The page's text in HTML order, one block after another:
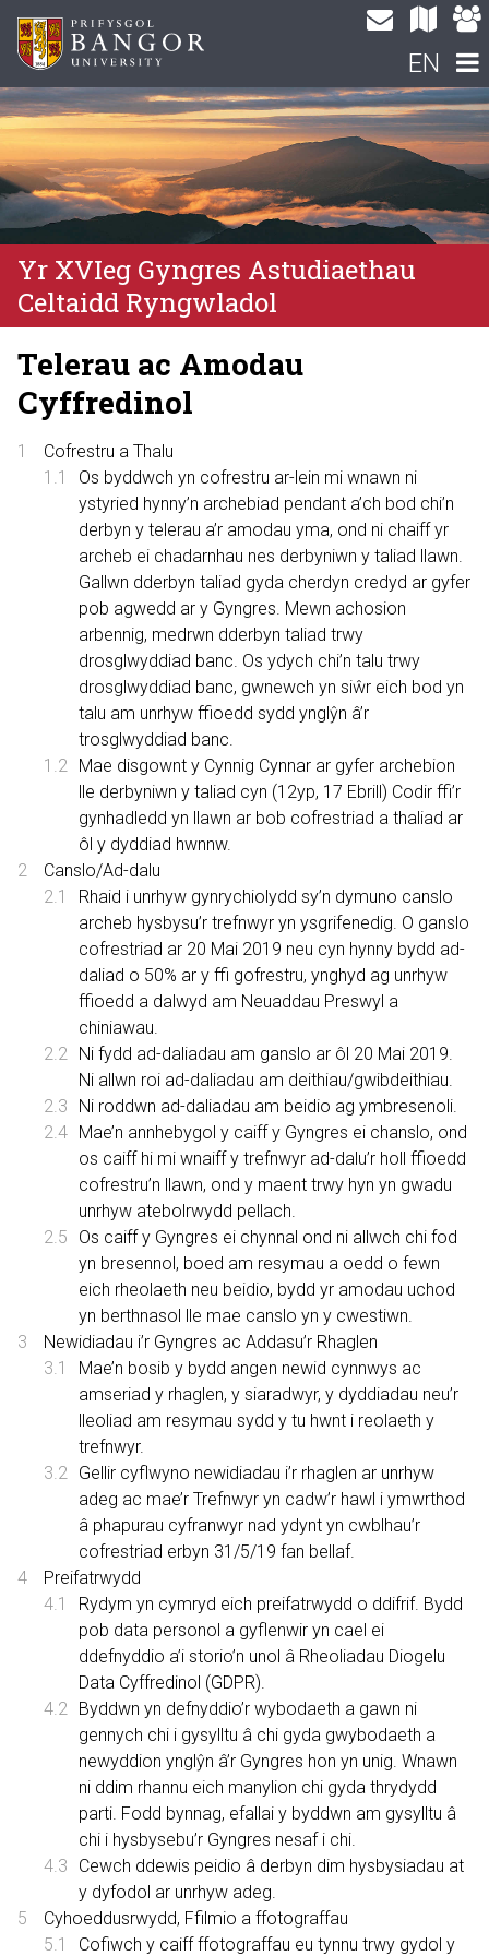
EN
Yr XVIeg Gyngres Astudiaethau
Celtaidd Ryngwladol
Telerau ac Amodau
Cyffredinol
Cofrestru a Thalu
Os byddwch yn cofrestru ar-lein mi wnawn ni
ystyried hynny’n archebiad pendant a’ch bod chi’n
derbyn y telerau a’r amodau yma, ond ni chaiff yr
archeb ei chadarnhau nes derbyniwn y taliad llawn.
Gallwn dderbyn taliad gyda cherdyn credyd ar gyfer
pob agwedd ar y Gyngres. Mewn achosion
arbennig, medrwn dderbyn taliad trwy
drosglwyddiad banc. Os ydych chi’n talu trwy
drosglwyddiad banc, gwnewch yn siŵr eich bod yn
talu am unrhyw ffioedd sydd ynglŷn â’r
trosglwyddiad banc.
Mae disgownt y Cynnig Cynnar ar gyfer archebion
lle derbyniwn y taliad cyn (12yp, 17 Ebrill) Codir ffi’r
gynhadledd yn llawn ar bob cofrestriad a thaliad ar
ôl y dyddiad hwnnw.
Canslo/Ad-dalu
Rhaid i unrhyw gynrychiolydd sy’n dymuno canslo
archeb hysbysu’r trefnwyr yn ysgrifenedig. O ganslo
cofrestriad ar 20 Mai 2019 neu cyn hynny bydd ad-
daliad o 50% ar y ffi gofrestru, ynghyd ag unrhyw
ffioedd a dalwyd am Neuaddau Preswyl a
chiniawau.
Ni fydd ad-daliadau am ganslo ar ôl 20 Mai 2019.
Ni allwn roi ad-daliadau am deithiau/gwibdeithiau.
Ni roddwn ad-daliadau am beidio ag ymbresenoli.
Mae’n annhebygol y caiff y Gyngres ei chanslo, ond
os caiff hi mi wnaiff y trefnwyr ad-dalu’r holl ffioedd
cofrestru’n llawn, ond y maent trwy hyn yn gwadu
unrhyw atebolrwydd pellach.
Os caiff y Gyngres ei chynnal ond ni allwch chi fod
yn bresennol, boed am resymau a oedd o fewn
eich rheolaeth neu beidio, bydd yr amodau uchod
yn berthnasol lle mae canslo yn y cwestiwn.
Newidiadau i’r Gyngres ac Addasu’r Rhaglen
Mae’n bosib y bydd angen newid cynnwys ac
amseriad y rhaglen, y siaradwyr, y dyddiadau neu’r
lleoliad am resymau sydd y tu hwnt i reolaeth y
trefnwyr.
Gellir cyflwyno newidiadau i’r rhaglen ar unrhyw
adeg ac mae’r Trefnwyr yn cadw’r hawl i ymwrthod
â phapurau cyfranwyr nad ydynt yn cwblhau’r
cofrestriad erbyn 31/5/19 fan bellaf.
Preifatrwydd
Rydym yn cymryd eich preifatrwydd o ddifrif. Bydd
pob data personol a gyflenwir yn cael ei
ddefnyddio a’i storio’n unol â Rheoliadau Diogelu
Data Cyffredinol (GDPR).
Byddwn yn defnyddio’r wybodaeth a gawn ni
gennych chi i gysylltu â chi gyda gwybodaeth a
newyddion ynglŷn â’r Gyngres hon yn unig. Wnawn
ni ddim rhannu eich manylion chi gyda thrydydd
parti. Fodd bynnag, efallai y byddwn am gysylltu â
chi i hysbysebu’r Gyngres nesaf i chi.
Cewch ddewis peidio â derbyn dim hysbysiadau at
y dyfodol ar unrhyw adeg.
Cyhoeddusrwydd, Ffilmio a ffotograffau
Cofiwch y caiff ffotograffau eu tynnu trwy gydol y